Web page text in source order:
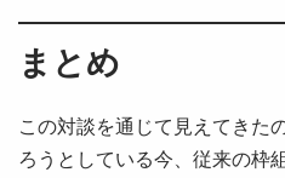
まとめ
この対談を通じて見えてきた
ろうとしている今、従来の枠